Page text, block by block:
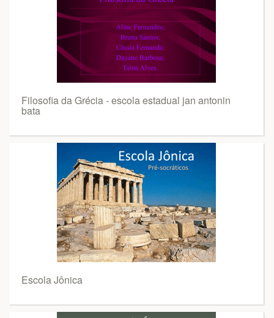
Filosofia da Grécia - escola estadual jan antonin
bata
Escola Jônica